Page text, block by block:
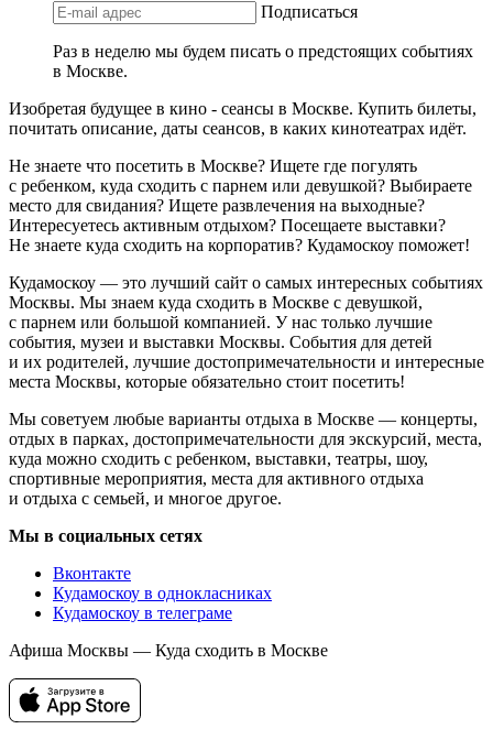
Подписаться
Раз в неделю мы будем писать о предстоящих событиях
в Москве.
Изобретая будущее в кино - сеансы в Москве. Купить билеты,
почитать описание, даты сеансов, в каких кинотеатрах идёт.
Не знаете что посетить в Москве? Ищете где погулять
с ребенком, куда сходить с парнем или девушкой? Выбираете
место для свидания? Ищете развлечения на выходные?
Интересуетесь активным отдыхом? Посещаете выставки?
Не знаете куда сходить на корпоратив? Кудамоскоу поможет!
Кудамоскоу — это лучший сайт о самых интересных событиях
Москвы. Мы знаем куда сходить в Москве с девушкой,
с парнем или большой компанией. У нас только лучшие
события, музеи и выставки Москвы. События для детей
и их родителей, лучшие достопримечательности и интересные
места Москвы, которые обязательно стоит посетить!
Мы советуем любые варианты отдыха в Москве — концерты,
отдых в парках, достопримечательности для экскурсий, места,
куда можно сходить с ребенком, выставки, театры, шоу,
спортивные мероприятия, места для активного отдыха
и отдыха с семьей, и многое другое.
Мы в социальных сетях
Вконтакте
Кудамоскоу в однокласниках
Кудамоскоу в телеграме
Афиша Москвы — Куда сходить в Москве